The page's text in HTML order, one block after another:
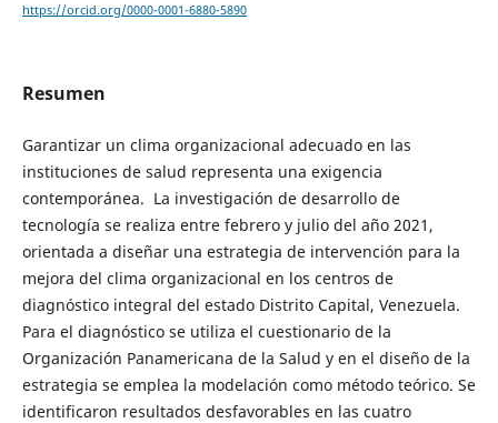
https://orcid.org/0000-0001-6880-5890
Resumen
Garantizar un clima organizacional adecuado en las
instituciones de salud representa una exigencia
contemporánea. La investigación de desarrollo de
tecnología se realiza entre febrero y julio del año 2021,
orientada a diseñar una estrategia de intervención para la
mejora del clima organizacional en los centros de
diagnóstico integral del estado Distrito Capital, Venezuela.
Para el diagnóstico se utiliza el cuestionario de la
Organización Panamericana de la Salud y en el diseño de la
estrategia se emplea la modelación como método teórico. Se
identificaron resultados desfavorables en las cuatro